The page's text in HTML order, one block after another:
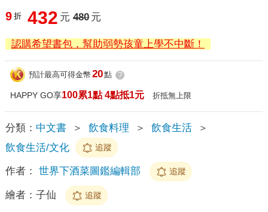
9 折 432 元 480 元
認購希望書包，幫助弱勢孩童上學不中斷！
預計最高可得金幣 20點 ?
HAPPY GO享100累1點 4點抵1元 折抵無上限
分類： 中文書 ＞ 飲食料理 ＞ 飲食生活
＞
飲食生活/文化
追蹤
作者： 世界下酒菜圖鑑編輯部 追蹤
繪者： 子仙 追蹤